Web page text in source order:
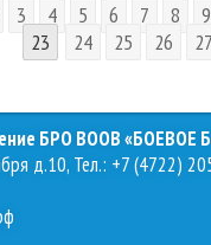
3 4 5 6 7 8
9
23
24 25 26
БРО ВООВ «БОЕВОЕ
д.10, Тел.: +7 (4722)